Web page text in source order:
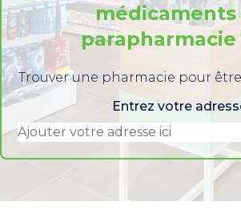
parapharmacie
Trouver une pharmacie pour
Entrez votre